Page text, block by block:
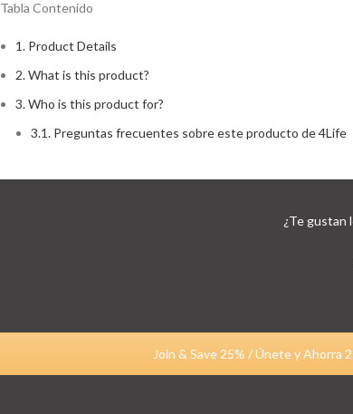
Tabla Contenido
1. Product Details
2.What is this product?
3.Who is this product for?
3.1. Preguntas frecuentes sobre este producto de 4Life
¿Te gustan
Join & Save 25% / Únete y Ahorra